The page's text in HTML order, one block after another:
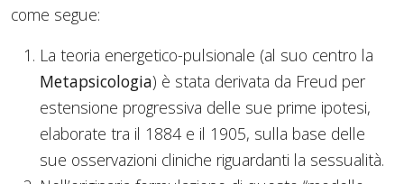
come segue:
La teoria energetico-pulsionale (al suo centro la
Metapsicologia) è stata derivata da Freud per
estensione progressiva delle sue prime ipotesi,
elaborate tra il 1884 e il 1905, sulla base delle
sue osservazioni cliniche riguardanti la sessualità.